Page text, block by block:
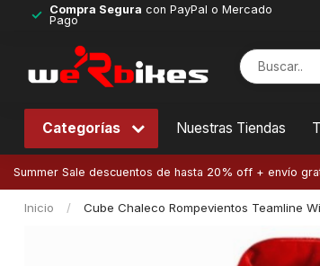
Compra Segura con PayPal o Mercado
Pago
Categorías Nuestras Tiendas
Summer Sale descuentos de hasta 20% off + envío
Inicio / Cube Chaleco Rompevientos Teamline